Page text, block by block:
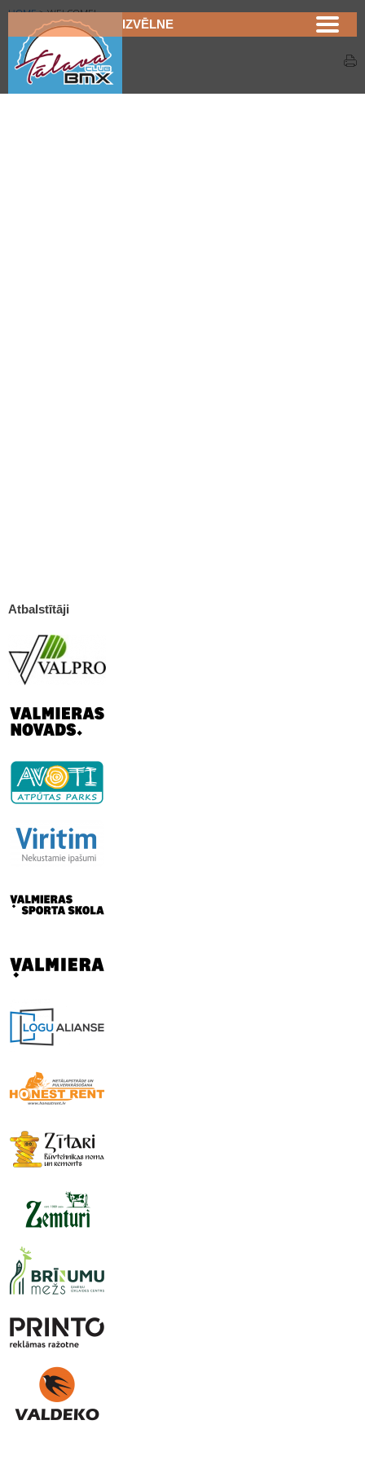
IZVĒLNE
HOME>WELCOME!
Atbalstītāji